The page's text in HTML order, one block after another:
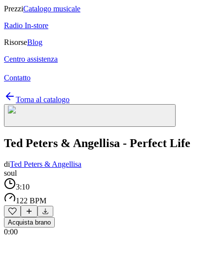
PrezziCatalogo musicale
Radio In-store
RisorseBlog
Centro assistenza
Contatto
Torna al catalogo
Ted Peters & Angellisa - Perfect Life
diTed Peters & Angellisa
soul
3:10
122 BPM
Acquista brano
0:00